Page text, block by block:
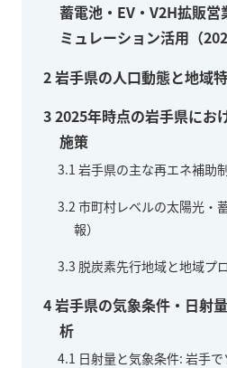
蓄電池・EV・V2H拡販
ミュレーション活用（
2岩手県の人口動態と地域
32025年時点の岩手県にお
施策
3.1 岩手県の主な再エネ補助
3.2 市町村レベルの太陽光・
報）
3.3 脱炭素先行地域と地域プ
4岩手県の気象条件・日射
析
4.1 日射量と気象条件: 岩手